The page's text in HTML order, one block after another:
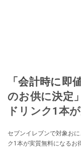
「会計時に即
のお供に決定
ドリンク1本
セブンイレブンで対象お
ク1本が実質無料になるお